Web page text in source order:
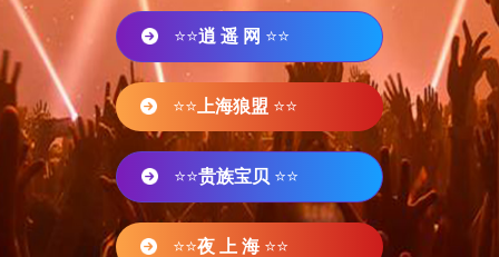
⭐⭐逍 遥 网 ⭐⭐
⭐⭐ 上海狼盟 ⭐⭐
⭐⭐贵族宝贝 ⭐⭐
⭐⭐夜 上 海 ⭐⭐